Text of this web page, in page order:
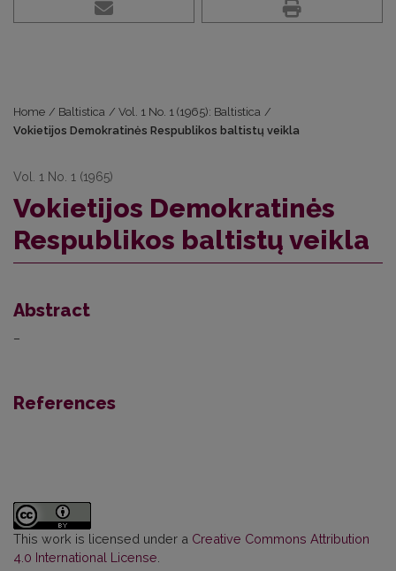
Home / Baltistica / Vol. 1 No. 1 (1965): Baltistica /
Vokietijos Demokratinės Respublikos baltistų veikla
Vol. 1 No. 1 (1965)
Vokietijos Demokratinės
Respublikos baltistų veikla
Abstract
–
References
This work is licensed under a Creative Commons Attribution
4.0 International License